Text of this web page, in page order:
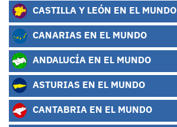
CASTILLA Y LEÓN EN EL MUNDO
CANARIAS EN EL MUNDO
ANDALUCÍA EN EL MUNDO
ASTURIAS EN EL MUNDO
CANTABRIA EN EL MUNDO